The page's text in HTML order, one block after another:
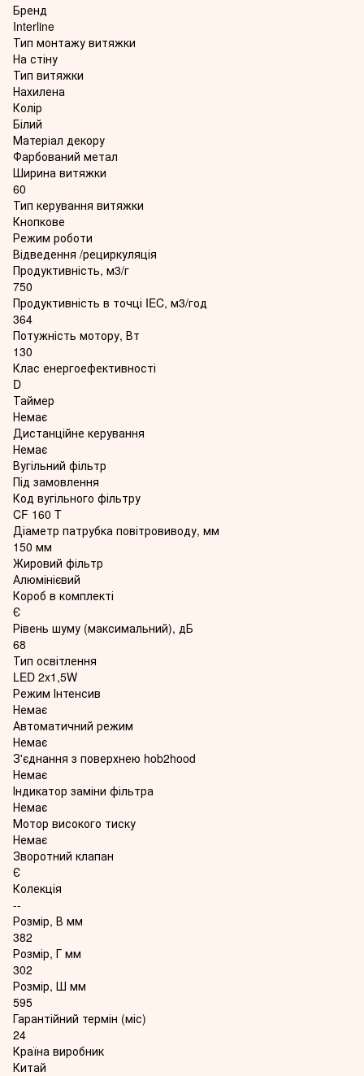
Бренд
Interline
Тип монтажу витяжки
На стіну
Тип витяжки
Нахилена
Колір
Білий
Матеріал декору
Фарбований метал
Ширина витяжки
60
Тип керування витяжки
Кнопкове
Режим роботи
Відведення /рециркуляція
Продуктивність, м3/г
750
Продуктивність в точці IEC, м3/год
364
Потужність мотору, Вт
130
Клас енергоефективності
D
Таймер
Немає
Дистанційне керування
Немає
Вугільний фільтр
Під замовлення
Код вугільного фільтру
CF 160 T
Діаметр патрубка повітровиводу, мм
150 мм
Жировий фільтр
Алюмінієвий
Короб в комплекті
Є
Рівень шуму (максимальний), дБ
68
Тип освітлення
LED 2x1,5W
Режим Інтенсив
Немає
Автоматичний режим
Немає
З'єднання з поверхнею hob2hood
Немає
Індикатор заміни фільтра
Немає
Мотор високого тиску
Немає
Зворотний клапан
Є
Колекція
--
Розмір, В мм
382
Розмір, Г мм
302
Розмір, Ш мм
595
Гарантійний термін (міс)
24
Країна виробник
Китай